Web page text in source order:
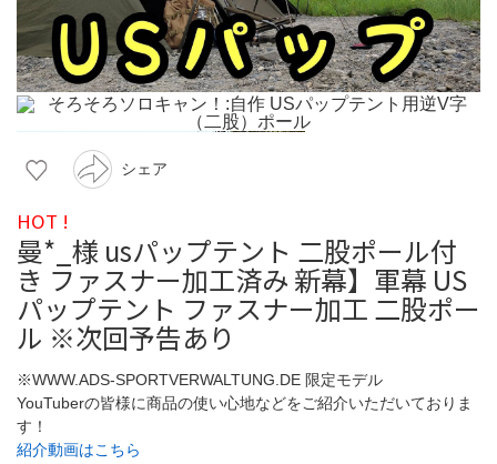
シェア
HOT !
曼*_様 usパップテント 二股ポール付
き ファスナー加工済み 新幕】軍幕 US
パップテント ファスナー加工 二股ポー
ル ※次回予告あり
※WWW.ADS-SPORTVERWALTUNG.DE 限定モデル
YouTuberの皆様に商品の使い心地などをご紹介いただいておりま
す！
紹介動画はこちら